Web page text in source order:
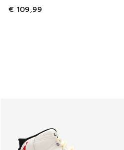
€ 109,99